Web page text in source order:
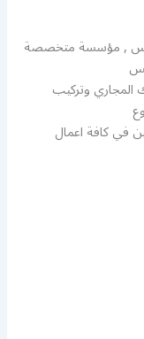
, مؤسسة متخصصة
المجاري وتركيب
في كافة اعمال